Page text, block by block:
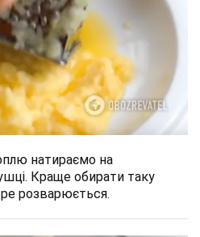
натираємо на
Краще обирати таку
розварюється.